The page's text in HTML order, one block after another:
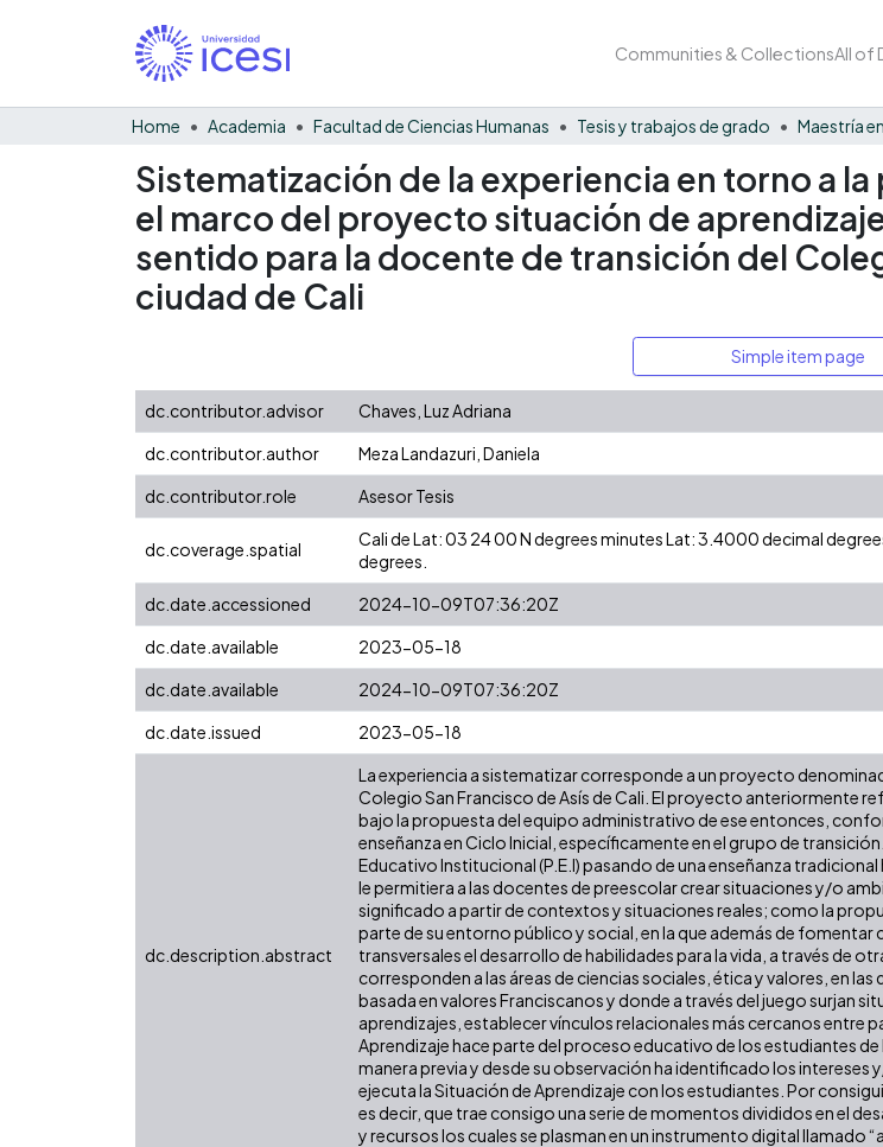
Communities & CollectionsAll of
Home Academia Facultad de Ciencias Humanas Tesis y trabajos de grado
Sistematización de la experiencia en torno a
el marco del proyecto situación de
sentido para la docente de transición del
ciudad de Cali
Simple item page
dc.contributor.advisor
Chaves, Luz Adriana
dc.contributor.author
Meza Landazuri, Daniela
dc.contributor.role
Asesor Tesis
dc.coverage.spatial
Cali de Lat: 03 24 00 N degrees minutes Lat: 3.4000 decimal
degrees.
dc.date.accessioned
2024-10-09T07:36:20Z
dc.date.available
2023-05-18
dc.date.available
2024-10-09T07:36:20Z
dc.date.issued
2023-05-18
dc.description.abstract
La experiencia a sistematizar corresponde a un proyecto
Colegio San Francisco de Asís de Cali. El proyecto anteriormente
bajo la propuesta del equipo administrativo de ese entonces,
enseñanza en Ciclo Inicial, específicamente en el grupo de
Educativo Institucional (P.E.I) pasando de una enseñanza
le permitiera a las docentes de preescolar crear situaciones y/o
significado a partir de contextos y situaciones reales; como la
parte de su entorno público y social, en la que además de
transversales el desarrollo de habilidades para la vida, a través de
corresponden a las áreas de ciencias sociales, ética y valores, en
basada en valores Franciscanos y donde a través del juego surjan
aprendizajes, establecer vínculos relacionales más cercanos
Aprendizaje hace parte del proceso educativo de los estudiantes
manera previa y desde su observación ha identificado los intereses
ejecuta la Situación de Aprendizaje con los estudiantes. Por
es decir, que trae consigo una serie de momentos divididos en el
y recursos los cuales se plasman en un instrumento digital llamado